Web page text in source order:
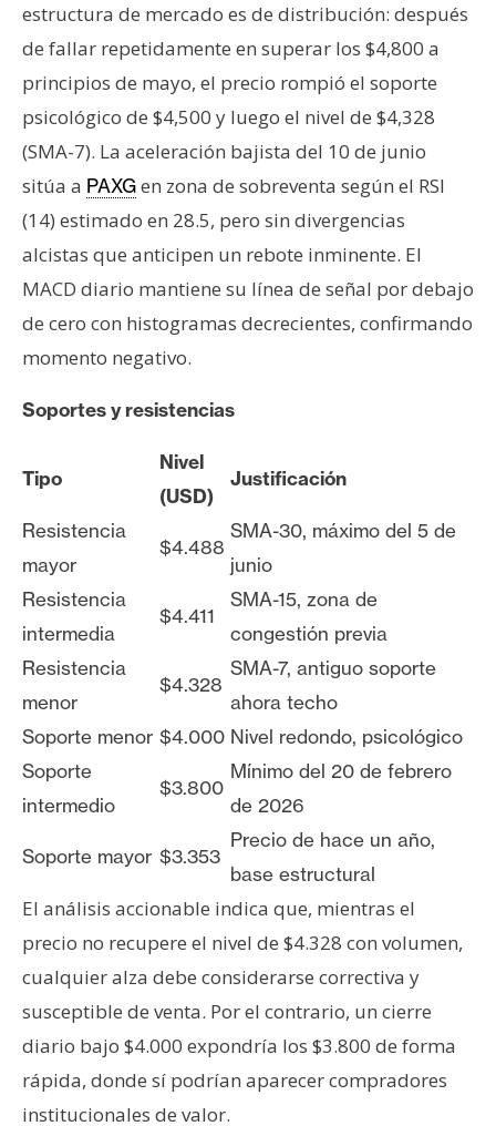
estructura de mercado es de distribución: después
de fallar repetidamente en superar los $4,800 a
principios de mayo, el precio rompió el soporte
psicológico de $4,500 y luego el nivel de $4,328
(SMA-7). La aceleración bajista del 10 de junio
sitúa a PAXGen zona de sobreventa según el RSI
(14) estimado en 28.5, pero sin divergencias
alcistas que anticipen un rebote inminente. El
MACD diario mantiene su línea de señal por debajo
de cero con histogramas decrecientes, confirmando
momento negativo.
Soportes y resistencias
Tipo
Nivel
(USD)
Justificación
Resistencia
mayor
$4.488
SMA-30, máximo del 5 de
junio
Resistencia
intermedia
$4.411
SMA-15, zona de
congestión previa
Resistencia
menor
$4.328
SMA-7, antiguo soporte
ahora techo
Soporte menor $4.000 Nivel redondo, psicológico
Soporte
intermedio
$3.800
Mínimo del 20 de febrero
de 2026
Soporte mayor $3.353
Precio de hace un año,
base estructural
El análisis accionable indica que, mientras el
precio no recupere el nivel de $4.328 con volumen,
cualquier alza debe considerarse correctiva y
susceptible de venta. Por el contrario, un cierre
diario bajo $4.000 expondría los $3.800 de forma
rápida, donde sí podrían aparecer compradores
institucionales de valor.